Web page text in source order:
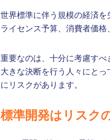
世界標準に伴う規模の経済を
ライセンス予算、消費者価
重要なのは、十分に考慮す
大きな決断を行う人々にと
にリスクがあります。
標準開発はリスク